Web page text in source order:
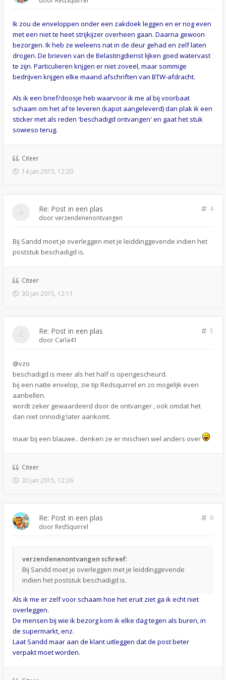
Ik zou de enveloppen onder een zakdoek leggen en er nog even
met een niet te heet strijkijzer overheen gaan. Daarna gewoon
bezorgen. Ik heb ze weleens nat in de deur gehad en zelf laten
drogen. De brieven van de Belastingdienst lijken goed watervast
te zijn. Particulieren krijgen er niet zoveel, maar sommige
bedrijven krijgen elke maand afschriften van BTW-afdracht.
Als ik een brief/doosje heb waarvoor ik me al bij voorbaat
schaam om het af te leveren (kapot aangeleverd) dan plak ik een
sticker met als reden 'beschadigd ontvangen' en gaat het stuk
sowieso terug.
Citeer
14 jan 2015, 12:20
Re: Post in een plas
4
doorverzendenenontvangen
Bij Sandd moet je overleggen met je leiddinggevende indien het
poststuk beschadigd is.
Citeer
30 jan 2015, 12:11
Re: Post in een plas
5
door Carla41
@vzo
beschadigd is meer als het half is opengescheurd.
bij een natte envelop, zie tip Redsquirrel en zo mogelijk even
aanbellen.
wordt zeker gewaardeerd door de ontvanger , ook omdat het
dan niet onnodig later aankomt.
maar bij een blauwe.. denken ze er mischien wel anders over
Citeer
30 jan 2015, 12:26
Re: Post in een plas
6
door RedSquirrel
verzendenenontvangen schreef:
Bij Sandd moet je overleggen met je leiddinggevende
indien het poststuk beschadigd is.
Als ik me er zelf voor schaam hoe het eruit ziet ga ik echt niet
overleggen.
De mensen bij wie ik bezorg kom ik elke dag tegen als buren, in
de supermarkt, enz.
Laat Sandd maar aan de klant uitleggen dat de post beter
verpakt moet worden.